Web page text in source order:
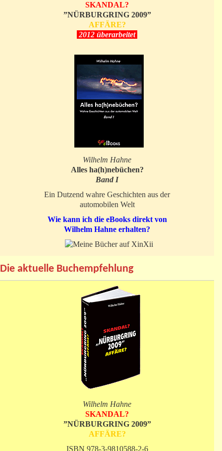
SKANDAL?
”NÜRBURGRING 2009”
AFFÄRE?
2012 überarbeitet
Wilhelm Hahne
Alles ha(h)nebüchen?
Band I
Ein Dutzend wahre Geschichten aus der
automobilen Welt
Wie kann ich die eBooks direkt von
Wilhelm Hahne erhalten?
Die aktuelle Buchempfehlung
Wilhelm Hahne
SKANDAL?
”NÜRBURGRING 2009”
AFFÄRE?
ISBN 978-3-9810588-2-6